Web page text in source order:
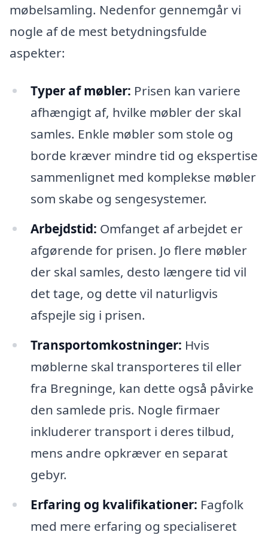
møbelsamling. Nedenfor gennemgår vi
nogle af de mest betydningsfulde
aspekter:
Typer af møbler: Prisen kan variere
afhængigt af, hvilke møbler der skal
samles. Enkle møbler som stole og
borde kræver mindre tid og ekspertise
sammenlignet med komplekse møbler
som skabe og sengesystemer.
Arbejdstid: Omfanget af arbejdet er
afgørende for prisen. Jo flere møbler
der skal samles, desto længere tid vil
det tage, og dette vil naturligvis
afspejle sig i prisen.
Transportomkostninger: Hvis
møblerne skal transporteres til eller
fra Bregninge, kan dette også påvirke
den samlede pris. Nogle firmaer
inkluderer transport i deres tilbud,
mens andre opkræver en separat
gebyr.
Erfaring og kvalifikationer: Fagfolk
med mere erfaring og specialiseret